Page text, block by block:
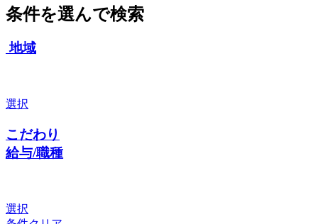
条件を選んで検索
地域
選択
こだわり
給与/職種
選択